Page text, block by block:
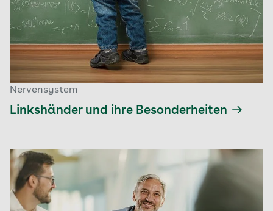
Nervensystem
Linkshänder und ihre Besonderheiten